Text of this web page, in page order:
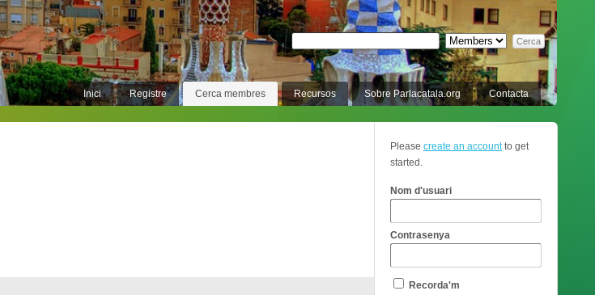
Inici Registre Cerca membres Recursos Sobre Parlacatala.org Contacta
Please create an accountto get
started.
Nom d'usuari
Contrasenya
Recorda'm